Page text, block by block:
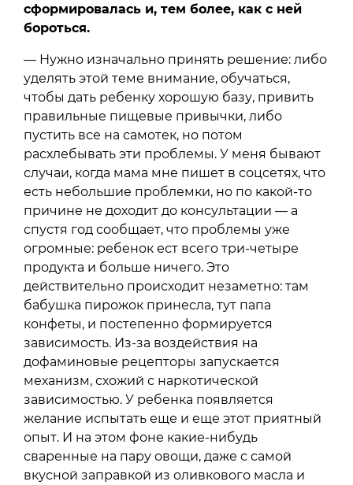
сформировалась и, тем более, как с ней
бороться.
— Нужно изначально принять решение: либо
уделять этой теме внимание, обучаться,
чтобы дать ребенку хорошую базу, привить
правильные пищевые привычки, либо
пустить все на самотек, но потом
расхлебывать эти проблемы. У меня бывают
случаи, когда мама мне пишет в соцсетях, что
есть небольшие проблемки, но по какой-то
причине не доходит до консультации — а
спустя год сообщает, что проблемы уже
огромные: ребенок ест всего три-четыре
продукта и больше ничего. Это
действительно происходит незаметно: там
бабушка пирожок принесла, тут папа
конфеты, и постепенно формируется
зависимость. Из-за воздействия на
дофаминовые рецепторы запускается
механизм, схожий с наркотической
зависимостью. У ребенка появляется
желание испытать еще и еще этот приятный
опыт. И на этом фоне какие-нибудь
сваренные на пару овощи, даже с самой
вкусной заправкой из оливкового масла и